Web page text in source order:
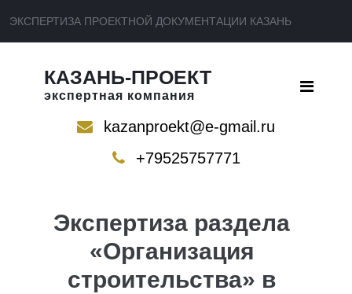
ЭКСПЕРТИЗА ПРОЕКТНОЙ ДОКУМЕНТАЦИИ КАЗАНЬ
КАЗАНЬ-ПРОЕКТ
экспертная компания
kazanproekt@e-gmail.ru
+79525757771
Экспертиза раздела
«Организация
строительства» в